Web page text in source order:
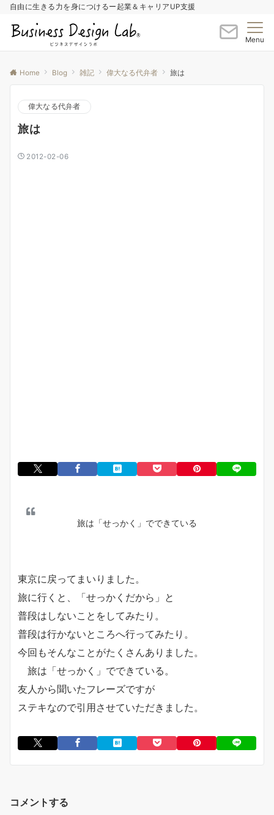
自由に生きる力を身につけるー起業＆キャリアUP支援
Menu
Home Blog 雑記 偉大なる代弁者 旅は
偉大なる代弁者
旅は
2012-02-06
旅は「せっかく」でできている
東京に戻ってまいりました。
旅に行くと、「せっかくだから」と
普段はしないことをしてみたり。
普段は行かないところへ行ってみたり。
今回もそんなことがたくさんありました。
旅は「せっかく」でできている。
友人から聞いたフレーズですが
ステキなので引用させていただきました。
コメントする